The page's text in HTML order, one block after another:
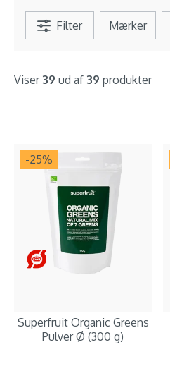
Filter Mærker
Viser 39 ud af 39 produkter
-25%
Superfruit Organic Greens
Pulver Ø (300 g)